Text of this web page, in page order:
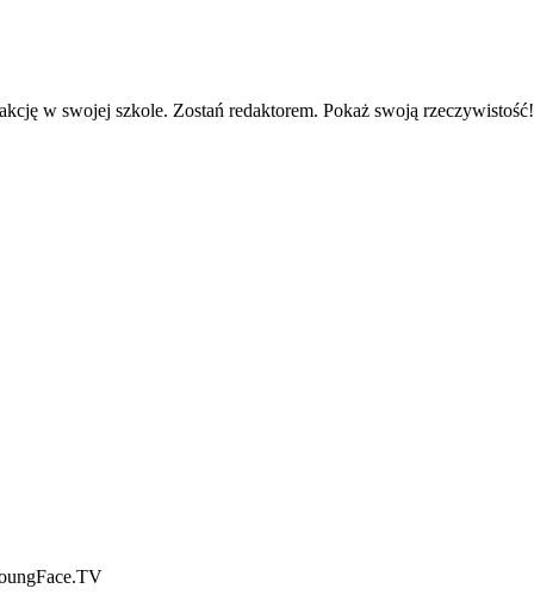
w swojej szkole. Zostań redaktorem. Pokaż swoją rzeczywistość!